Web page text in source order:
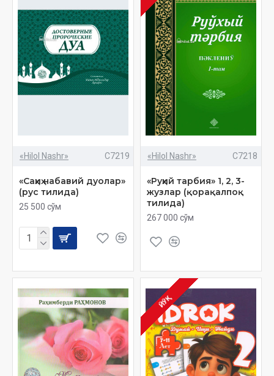
«Hilol Nashr» C7219
«Саҳиҳ набавий дуолар»
(рус тилида)
25 500 сўм
«Hilol Nashr» C7218
«Руҳий тарбия» 1, 2, 3-
жузлар (қорақалпоқ
тилида)
267 000 сўм
ЙЎҚ